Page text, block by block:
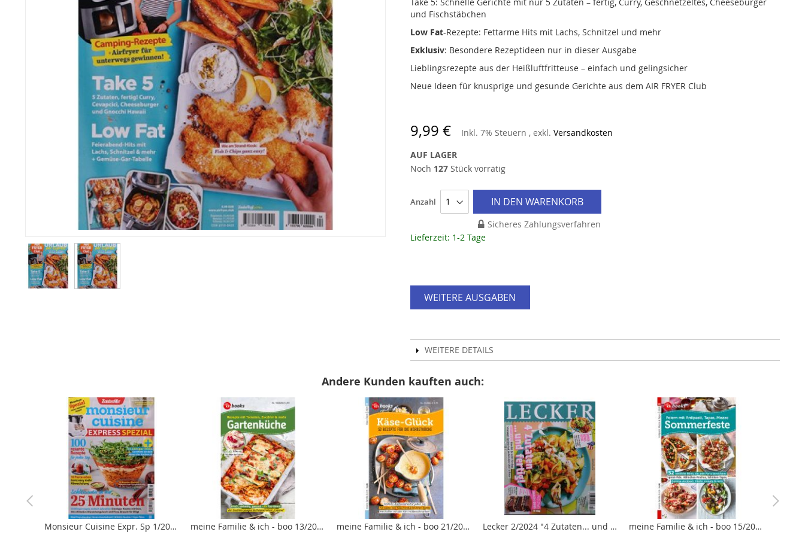
Take 5: Schnelle Gerichte mit nur 5 Zutaten – fertig, Curry, Geschnetzeltes, Cheeseburger
und Fischstäbchen
Low Fat-Rezepte: Fettarme Hits mit Lachs, Schnitzel und mehr
Exklusiv: Besondere Rezeptideen nur in dieser Ausgabe
Lieblingsrezepte aus der Heißluftfritteuse – einfach und gelingsicher
Neue Ideen für knusprige und gesunde Gerichte aus dem AIR FRYER Club
9,99 € Inkl. 7% Steuern , exkl. Versandkosten
AUF LAGER
Noch 127Stück vorrätig
Anzahl IN DEN WARENKORB
Sicheres Zahlungsverfahren
Lieferzeit: 1-2 Tage
WEITERE AUSGABEN
WEITERE DETAILS
Andere Kunden kauften auch:
Monsieur Cuisine Expr. Sp 1/2025 "Express Spezial"
meine Familie & ich - boo 13/2025 "Rezepte mit Tomaten, Zucchini & mehr - Gartenküche"
meine Familie & ich - boo 21/2024
Lecker 2/2024 "4 Zutaten... und fertig!"
meine Familie & ich - boo 15/2026